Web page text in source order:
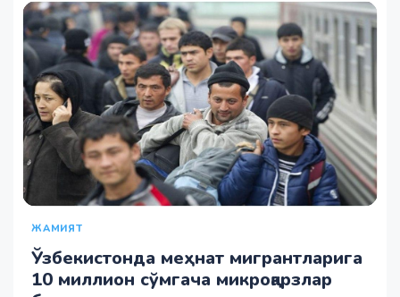
ЖАМИЯТ
Ўзбекистонда меҳнат мигрантларига
10 миллион сўмгача микроқарзлар